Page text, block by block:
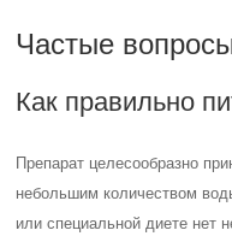
Частые
Как правильно
Препарат целесообразно
небольшим количеством
или специальной диете нет